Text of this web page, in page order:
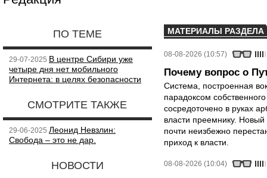
ПО ТЕМЕ
29-07-2025 В центре Сибири уже
четыре дня нет мобильного
Интернета: в целях безопасности
СМОТРИТЕ ТАКЖЕ
29-06-2025 Леонид Невзлин:
Свобода – это не дар.
НОВОСТИ
МАТЕРИАЛЫ РАЗДЕЛА
08-08-2026 (10:57)
Почему вопрос о
Система, построенная
парадоксом
сосредоточено в руках
власти преемнику.
почти неизбежно
приход к власти.
08-08-2026 (10:04)